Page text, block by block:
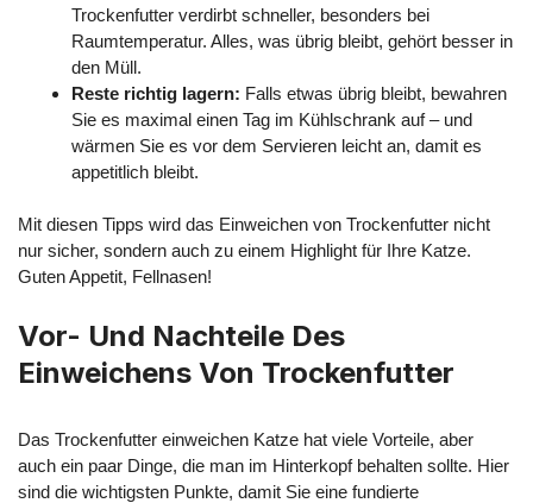
Trockenfutter verdirbt schneller, besonders bei
Raumtemperatur. Alles, was übrig bleibt, gehört besser in
den Müll.
Reste richtig lagern: Falls etwas übrig bleibt, bewahren
Sie es maximal einen Tag im Kühlschrank auf – und
wärmen Sie es vor dem Servieren leicht an, damit es
appetitlich bleibt.
Mit diesen Tipps wird das Einweichen von Trockenfutter nicht
nur sicher, sondern auch zu einem Highlight für Ihre Katze.
Guten Appetit, Fellnasen!
Vor- Und Nachteile Des
Einweichens Von Trockenfutter
Das Trockenfutter einweichen Katze hat viele Vorteile, aber
auch ein paar Dinge, die man im Hinterkopf behalten sollte. Hier
sind die wichtigsten Punkte, damit Sie eine fundierte